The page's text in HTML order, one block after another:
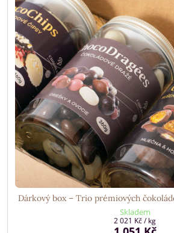
Dárkový box – Trio prémiových
Skladem
2 021 Kč/ kg